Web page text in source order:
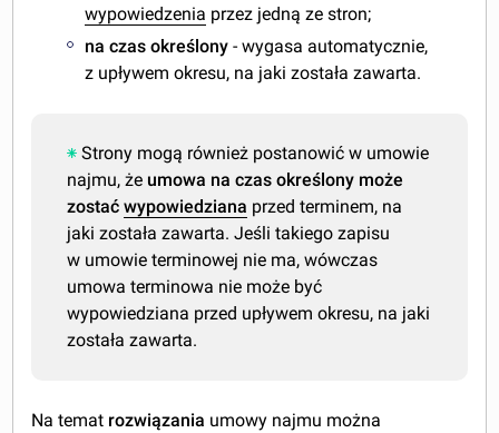
wypowiedzenia przez jedną ze stron;
na czas określony - wygasa automatycznie,
z upływem okresu, na jaki została zawarta.
Strony mogą również postanowić w umowie
najmu, że umowa na czas określony może
zostaćwypowiedziana przed terminem, na
jaki została zawarta. Jeśli takiego zapisu
w umowie terminowej nie ma, wówczas
umowa terminowa nie może być
wypowiedziana przed upływem okresu, na jaki
została zawarta.
Na temat rozwiązania umowy najmu można